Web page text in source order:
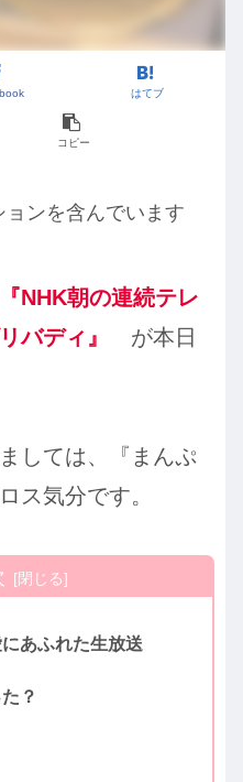
はてブ
コピー
ンを含んでいます
『NHK朝の連続テレ
バディ』
が本日
しては、『まんぷ
ス気分です。
あふれた生放送
？